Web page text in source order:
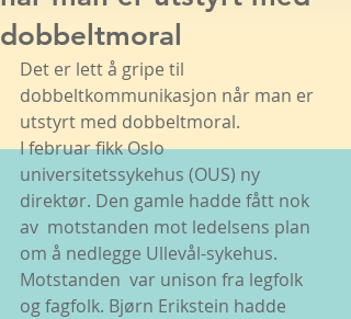
dobbeltmoral
Det er lett å gripe til
dobbeltkommunikasjon når man er
utstyrt med dobbeltmoral.
I februar fikk Oslo
universitetssykehus (OUS) ny
direktør. Den gamle hadde fått nok
av  motstanden mot ledelsens plan
om å nedlegge Ullevål-sykehus.
Motstanden  var unison fra legfolk
og fagfolk. Bjørn Erikstein hadde